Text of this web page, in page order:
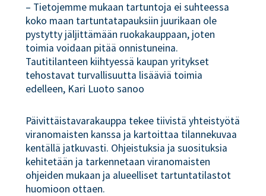
– Tietojemme mukaan tartuntoja ei suhteessa
koko maan tartuntatapauksiin juurikaan ole
pystytty jäljittämään ruokakauppaan, joten
toimia voidaan pitää onnistuneina.
Tautitilanteen kiihtyessä kaupan yritykset
tehostavat turvallisuutta lisääviä toimia
edelleen, Kari Luoto sanoo
Päivittäistavarakauppa tekee tiivistä yhteistyötä
viranomaisten kanssa ja kartoittaa tilannekuvaa
kentällä jatkuvasti. Ohjeistuksia ja suosituksia
kehitetään ja tarkennetaan viranomaisten
ohjeiden mukaan ja alueelliset tartuntatilastot
huomioon ottaen.